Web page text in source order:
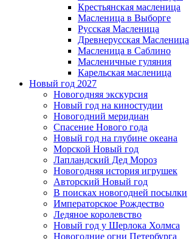
Крестьянская масленица
Масленица в Выборге
Русская Масленица
Древнерусская Масленица
Масленица в Саблино
Масленичные гуляния
Карельская масленица
Новый год 2027
Новогодняя экскурсия
Новый год на киностудии
Новогодний меридиан
Спасение Нового года
Новый год на глубине океана
Морской Новый год
Лапландский Дед Мороз
Новогодняя история игрушек
Авторский Новый год
В поисках новогодней посылки
Императорское Рождество
Ледяное королевство
Новый год у Шерлока Холмса
Новогодние огни Петербурга